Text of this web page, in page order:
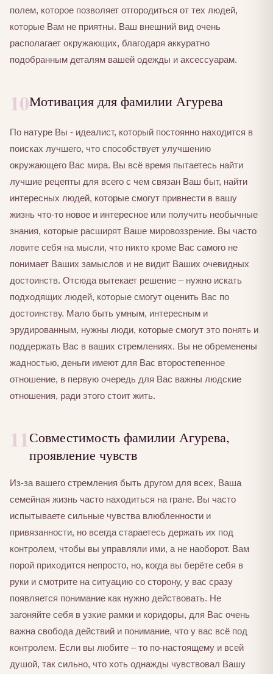
полем, которое позволяет отгородиться от тех людей,
которые Вам не приятны. Ваш внешний вид очень
располагает окружающих, благодаря аккуратно
подобранным деталям вашей одежды и аксессуарам.
10Мотивация для фамилии Агурева
По натуре Вы - идеалист, который постоянно находится в
поисках лучшего, что способствует улучшению
окружающего Вас мира. Вы всё время пытаетесь найти
лучшие рецепты для всего с чем связан Ваш быт, найти
интересных людей, которые смогут привнести в вашу
жизнь что-то новое и интересное или получить необычные
знания, которые расширят Ваше мировоззрение. Вы часто
ловите себя на мысли, что никто кроме Вас самого не
понимает Ваших замыслов и не видит Ваших очевидных
достоинств. Отсюда вытекает решение – нужно искать
подходящих людей, которые смогут оценить Вас по
достоинству. Мало быть умным, интересным и
эрудированным, нужны люди, которые смогут это понять и
поддержать Вас в ваших стремлениях. Вы не обременены
жадностью, деньги имеют для Вас второстепенное
отношение, в первую очередь для Вас важны людские
отношения, ради этого стоит жить.
11Совместимость фамилии Агурева,
проявление чувств
Из-за вашего стремления быть другом для всех, Ваша
семейная жизнь часто находиться на гране. Вы часто
испытываете сильные чувства влюбленности и
привязанности, но всегда стараетесь держать их под
контролем, чтобы вы управляли ими, а не наоборот. Вам
порой приходится непросто, но, когда вы берёте себя в
руки и смотрите на ситуацию со сторону, у вас сразу
появляется понимание как нужно действовать. Не
загоняйте себя в узкие рамки и коридоры, для Вас очень
важна свобода действий и понимание, что у вас всё под
контролем. Если вы любите – то по-настоящему и всей
душой, так сильно, что хоть однажды чувствовал Вашу